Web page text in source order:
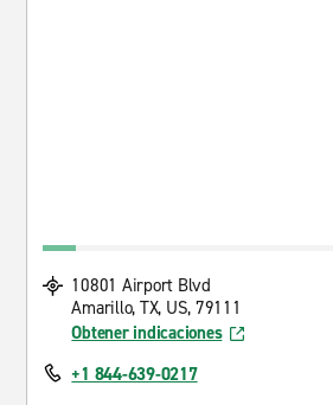
10801 Airport Blvd
Amarillo, TX, US, 79111
Obtener indicaciones
+1 844-639-0217